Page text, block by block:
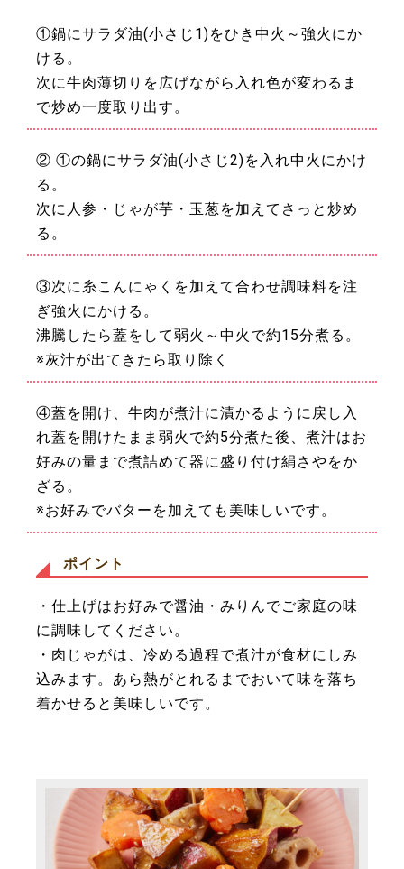
①鍋にサラダ油(小さじ1)をひき中火～強火にか
ける。
次に牛肉薄切りを広げながら入れ色が変わるま
で炒め一度取り出す。
② ①の鍋にサラダ油(小さじ2)を入れ中火にかけ
る。
次に人参・じゃが芋・玉葱を加えてさっと炒め
る。
③次に糸こんにゃくを加えて合わせ調味料を注
ぎ強火にかける。
沸騰したら蓋をして弱火～中火で約15分煮る。
※灰汁が出てきたら取り除く
④蓋を開け、牛肉が煮汁に漬かるように戻し入
れ蓋を開けたまま弱火で約5分煮た後、煮汁はお
好みの量まで煮詰めて器に盛り付け絹さやをか
ざる。
※お好みでバターを加えても美味しいです。
ポイント
・仕上げはお好みで醤油・みりんでご家庭の味
に調味してください。
・肉じゃがは、冷める過程で煮汁が食材にしみ
込みます。あら熱がとれるまでおいて味を落ち
着かせると美味しいです。